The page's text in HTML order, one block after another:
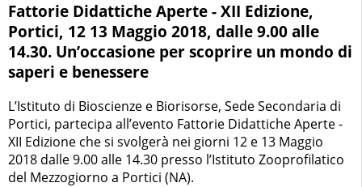
Fattorie Didattiche Aperte - XII Edizione,
Portici, 12 13 Maggio 2018, dalle 9.00 alle
14.30. Un’occasione per scoprire un mondo di
saperi e benessere
L’Istituto di Bioscienze e Biorisorse, Sede Secondaria di
Portici, partecipa all’evento Fattorie Didattiche Aperte -
XII Edizione che si svolgerà nei giorni 12 e 13 Maggio
2018 dalle 9.00 alle 14.30 presso l’Istituto Zooprofilatico
del Mezzogiorno a Portici (NA).